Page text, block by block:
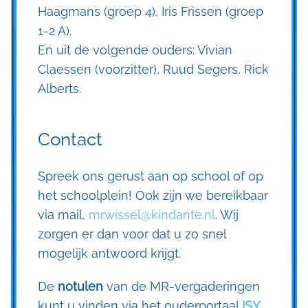
Haagmans (groep 4), Iris Frissen (groep
1-2 A).
En uit de volgende ouders: Vivian
Claessen (voorzitter), Ruud Segers, Rick
Alberts.
Contact
Spreek ons gerust aan op school of op
het schoolplein! Ook zijn we bereikbaar
via mail, mr.wissel@kindante.nl. Wij
zorgen er dan voor dat u zo snel
mogelijk antwoord krijgt.
De notulen van de MR-vergaderingen